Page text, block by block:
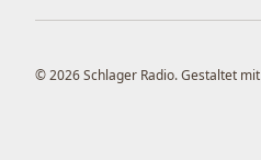
© 2026 Schlager Radio. Gestaltet mit